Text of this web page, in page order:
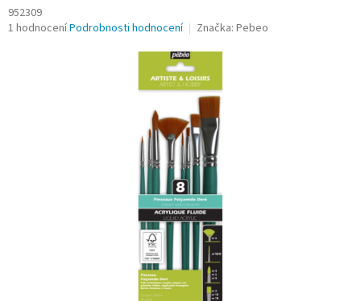
952309
Průměrné
1 hodnoceníPodrobnosti hodnocení Značka: Pebeo